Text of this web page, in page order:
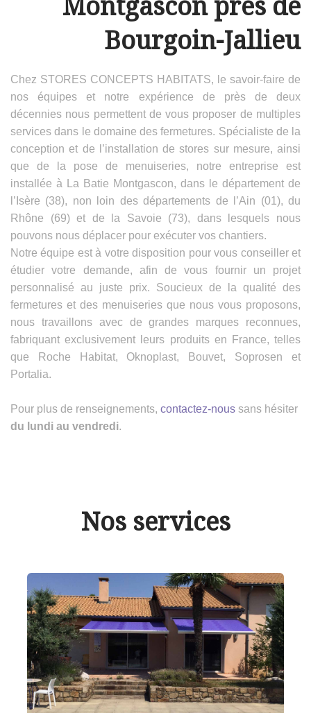
Bourgoin-Jallieu
Chez STORES CONCEPTS HABITATS, le savoir-faire de
nos équipes et notre expérience de près de deux
décennies nous permettent de vous proposer de multiples
services dans le domaine des fermetures. Spécialiste de la
conception et de l’installation de stores sur mesure, ainsi
que de la pose de menuiseries, notre entreprise est
installée à La Batie Montgascon, dans le département de
l’Isère (38), non loin des départements de l’Ain (01), du
Rhône (69) et de la Savoie (73), dans lesquels nous
pouvons nous déplacer pour exécuter vos chantiers.
Notre équipe est à votre disposition pour vous conseiller et
étudier votre demande, afin de vous fournir un projet
personnalisé au juste prix. Soucieux de la qualité des
fermetures et des menuiseries que nous vous proposons,
nous travaillons avec de grandes marques reconnues,
fabriquant exclusivement leurs produits en France, telles
que Roche Habitat, Oknoplast, Bouvet, Soprosen et
Portalia.
Pour plus de renseignements, contactez-nous sans hésiter
du lundi au vendredi.
Nos services